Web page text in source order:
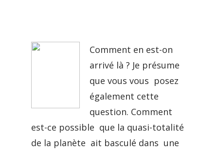
Comment en est-on
arrivé là ? Je présume
que vous vous posez
également cette
question. Comment
est-ce possible que la quasi-totalité
de la planète ait basculé dans une